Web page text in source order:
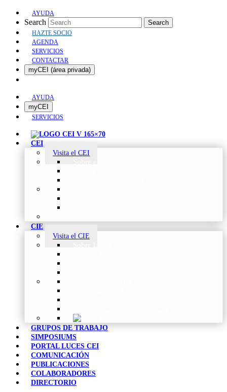
AYUDA
Search Search
HAZTE SOCIO
AGENDA
SERVICIOS
CONTACTAR
myCEI (área privada)
AYUDA
myCEI
SERVICIOS
CEI
Visita el CEI
CIE
Visita el CIE
GRUPOS DE TRABAJO
SIMPOSIUMS
PORTAL LUCES CEI
COMUNICACIÓN
PUBLICACIONES
COLABORADORES
DIRECTORIO